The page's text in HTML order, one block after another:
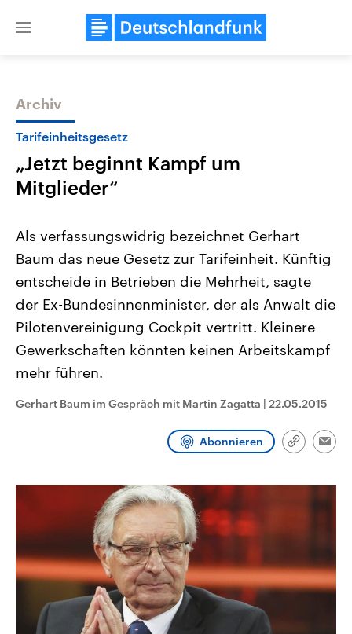
Close
Themen
Landtagswahl Sachsen-Anhalt
2026
Alle Informationen
Sachsen-Anhalt wählt am 6.
September 2026 einen neuen
Landtag. Seit 2021 wird das
Bundesland von einer Koalition aus
Umfragen, Prognosen,
und Hintergründe zu den Parteien
und Kandidaten der anstehenden
USA
Aktuelle Beiträge,
Hintergründe
Wirtschaftlich und
gehören die Vereinigten
den mächtigsten Ländern
mit großem Einfluss auf
aktuelle Weltgeschehen.
Sendungen Programm Podcasts
Archiv
Tarifeinheitsgesetz
„Jetzt beginnt Kampf um
Mitglieder“
Als verfassungswidrig bezeichnet Gerhart
Baum das neue Gesetz zur Tarifeinheit. Künftig
entscheide in Betrieben die Mehrheit, sagte
der Ex-Bundesinnenminister, der als Anwalt die
Pilotenvereinigung Cockpit vertritt. Kleinere
Gewerkschaften könnten keinen Arbeitskampf
mehr führen.
Gerhart Baum im Gespräch mit Martin Zagatta | 22.05.2015
Abonnieren
Link